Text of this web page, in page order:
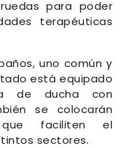
para poder
terapéuticas
uno común y
está equipado
de ducha con
se colocarán
faciliten el
sectores.